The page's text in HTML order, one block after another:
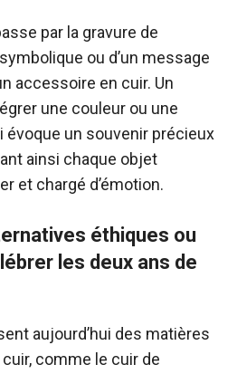
par la gravure de
ou d’un message
accessoire en cuir. Un
une couleur ou une
un souvenir précieux
ainsi chaque objet
et chargé d’émotion.
éthiques ou
les deux ans de
aujourd’hui des matières
comme le cuir de